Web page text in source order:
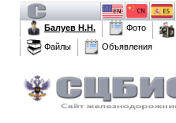
Балуев Н.Н.
Фото
Файлы
Объявления